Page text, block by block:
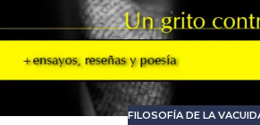
FILOSOFÍA DE LA